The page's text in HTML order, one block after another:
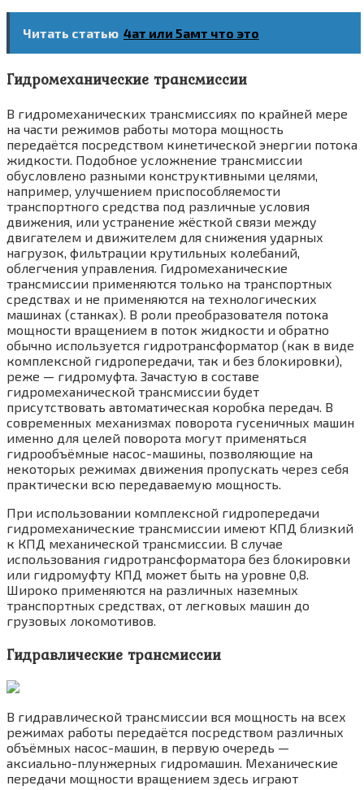
Читать статью 4ат или 5амт что это
Гидромеханические трансмиссии
В гидромеханических трансмиссиях по крайней мере
на части режимов работы мотора мощность
передаётся посредством кинетической энергии потока
жидкости. Подобное усложнение трансмиссии
обусловлено разными конструктивными целями,
например, улучшением приспособляемости
транспортного средства под различные условия
движения, или устранение жёсткой связи между
двигателем и движителем для снижения ударных
нагрузок, фильтрации крутильных колебаний,
облегчения управления. Гидромеханические
трансмиссии применяются только на транспортных
средствах и не применяются на технологических
машинах (станках). В роли преобразователя потока
мощности вращением в поток жидкости и обратно
обычно используется гидротрансформатор (как в виде
комплексной гидропередачи, так и без блокировки),
реже — гидромуфта. Зачастую в составе
гидромеханической трансмиссии будет
присутствовать автоматическая коробка передач. В
современных механизмах поворота гусеничных машин
именно для целей поворота могут применяться
гидрообъёмные насос-машины, позволяющие на
некоторых режимах движения пропускать через себя
практически всю передаваемую мощность.
При использовании комплексной гидропередачи
гидромеханические трансмиссии имеют КПД близкий
к КПД механической трансмиссии. В случае
использования гидротрансформатора без блокировки
или гидромуфту КПД может быть на уровне 0,8.
Широко применяются на различных наземных
транспортных средствах, от легковых машин до
грузовых локомотивов.
Гидравлические трансмиссии
В гидравлической трансмиссии вся мощность на всех
режимах работы передаётся посредством различных
объёмных насос-машин, в первую очередь —
аксиально-плунжерных гидромашин. Механические
передачи мощности вращением здесь играют